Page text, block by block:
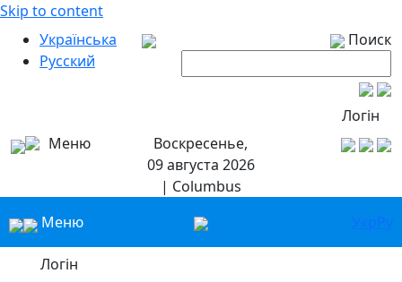
Skip to content
Українська
Русский
Поиск
Логін
Меню
Воскресенье,
09 августа 2026
| Columbus
Меню
УкрРу
Логін